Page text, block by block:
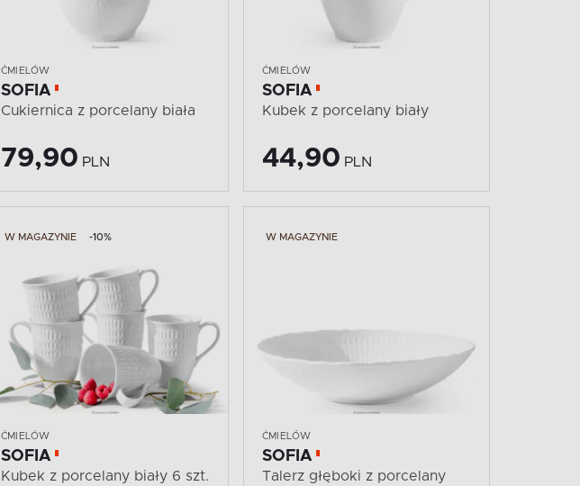
ĆMIELÓW
SOFIA
Cukiernica z porcelany biała
79,90 PLN
ĆMIELÓW
SOFIA
Kubek z porcelany biały
44,90 PLN
W MAGAZYNIE -10%
ĆMIELÓW
SOFIA
Kubek z porcelany biały 6 szt.
W MAGAZYNIE
ĆMIELÓW
SOFIA
Talerz głęboki z porcelany